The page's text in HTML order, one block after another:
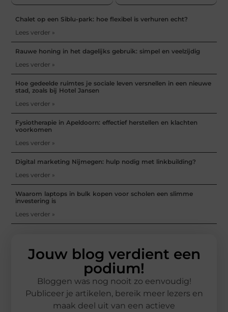
Chalet op een Siblu-park: hoe flexibel is verhuren echt?
Lees verder »
Rauwe honing in het dagelijks gebruik: simpel en veelzijdig
Lees verder »
Hoe gedeelde ruimtes je sociale leven versnellen in een nieuwe
stad, zoals bij Hotel Jansen
Lees verder »
Fysiotherapie in Apeldoorn: effectief herstellen en klachten
voorkomen
Lees verder »
Digital marketing Nijmegen: hulp nodig met linkbuilding?
Lees verder »
Waarom laptops in bulk kopen voor scholen een slimme
investering is
Lees verder »
Jouw blog verdient een
podium!
Bloggen was nog nooit zo eenvoudig!
Publiceer je artikelen, bereik meer lezers en
maak deel uit van een actieve